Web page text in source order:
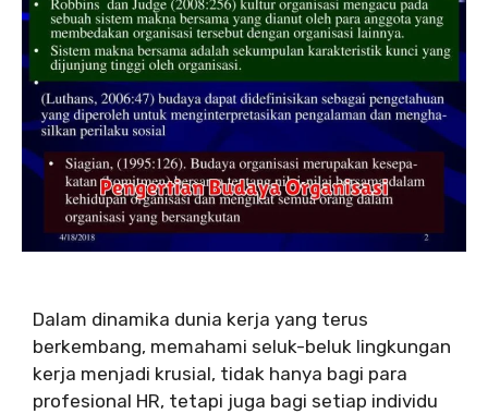
Dalam dinamika dunia kerja yang terus
berkembang, memahami seluk-beluk lingkungan
kerja menjadi krusial, tidak hanya bagi para
profesional HR, tetapi juga bagi setiap individu